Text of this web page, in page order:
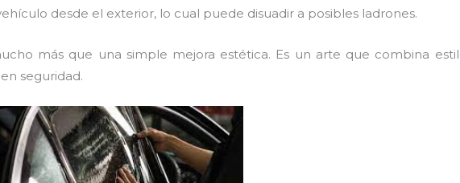
desde el exterior, lo cual puede disuadir a posibles ladrones.
más que una simple mejora estética. Es un arte que combina
seguridad.